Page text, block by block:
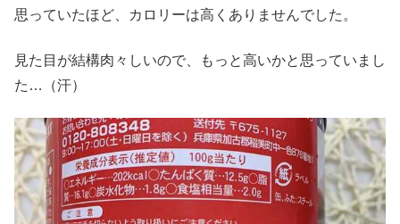
思っていたほど、カロリーは高くありませんでした。
見た目が結構肉々しいので、もっと高いかと思っていまし
た…（汗）